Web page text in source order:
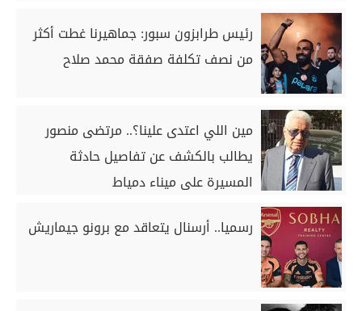
رئيس طرابزون سبور: جماهيرنا غطت أكثر
من نصف تكلفة صفقة محمد صلاح
مين اللي اعتدى علينا؟.. مرتضى منصور
يطالب بالكشف عن تفاصيل حادثة
المسيرة على ميناء دمياط
رسميا.. أرسنال يتعاقد مع برونو جيماريش